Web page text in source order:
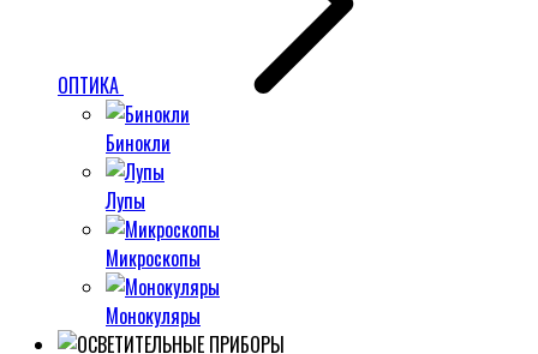
ОПТИКА
Бинокли
Лупы
Микроскопы
Монокуляры